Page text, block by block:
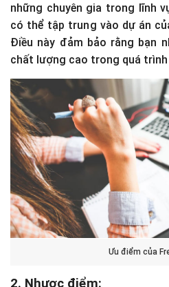
những chuyên gia trong lĩnh
có thể tập trung vào dự án
Điều này đảm bảo rằng bạn
chất lượng cao trong quá trình
Ưu điểm của
2. Nhược điểm: